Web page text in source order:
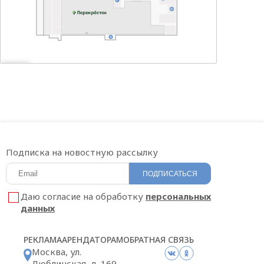
РЕКЛАМААРЕНДАТОРАМОБРАТНАЯ СВЯЗЬ
Москва, ул.
Подписка на новостную рассылку
ПОДПИСАТЬСЯ
Даю согласие на обработку персональных
данных